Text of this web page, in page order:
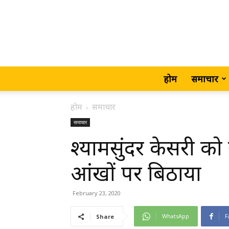
होम समाचार
होम समाचार
समाचार
श्यामसुंदर केसरी
आंखों पर बिठाया
February 23, 2020
Share WhatsApp